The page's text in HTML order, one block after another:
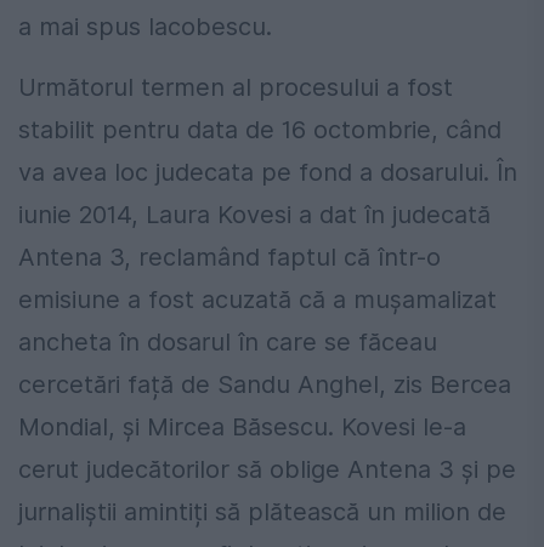
a mai spus Iacobescu.
Următorul termen al procesului a fost
stabilit pentru data de 16 octombrie, când
va avea loc judecata pe fond a dosarului. În
iunie 2014, Laura Kovesi a dat în judecată
Antena 3, reclamând faptul că într-o
emisiune a fost acuzată că a mușamalizat
ancheta în dosarul în care se făceau
cercetări față de Sandu Anghel, zis Bercea
Mondial, și Mircea Băsescu. Kovesi le-a
cerut judecătorilor să oblige Antena 3 și pe
jurnaliștii amintiți să plătească un milion de